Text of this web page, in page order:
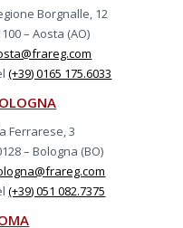
Borgnalle, 12
– Aosta (AO)
(+39) 0165 175.6033
Ferrarese, 3
– Bologna (BO)
(+39) 051 082.7375